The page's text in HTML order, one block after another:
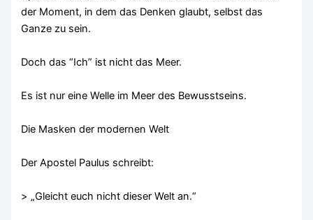
der Moment, in dem das Denken glaubt, selbst das
Ganze zu sein.
Doch das “Ich” ist nicht das Meer.
Es ist nur eine Welle im Meer des Bewusstseins.
Die Masken der modernen Welt
Der Apostel Paulus schreibt:
> „Gleicht euch nicht dieser Welt an.“